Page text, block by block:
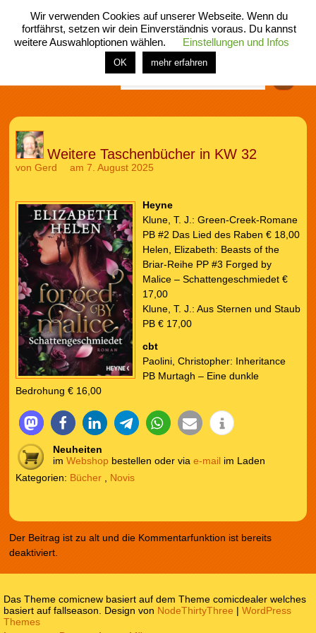
menü
home rubrik buch comic spiel fotos shop
Weitere Taschenbücher in KW 32
von Gerd am 7. August 2025
Heyne
Klune, T. J.: Green-Creek-Romane
PB #2 Das Lied des Raben € 18,00
Helen, Elizabeth: Beasts of the
Briar-Reihe PP #3 Forged by
Malice – Schattengeschmiedet €
17,00
Klune, T. J.: Aus Sternen und Staub
PB € 17,00
cbt
Paolini, Christopher: Inheritance
PB Murtagh – Eine dunkle
Bedrohung € 16,00
Neuheiten
im Webshop bestellen oder via e-mail im Laden
Kategorien: Bücher, Novis
Der Beitrag ist zu alt und die Kommentarfunktion ist bereits
deaktiviert.
Das Theme comicnew basiert auf dem Theme comicdealer welches
basiert auf fallseason. Design von NodeThirtyThree |WordPress
Themes
Wir verwenden Cookies auf unserer Webseite. Wenn du
fortfährst, setzen wir dein Einverständnis voraus. Du kannst
weitere Auswahloptionen wählen.
Einstellungen und Infos
OK mehr erfahren